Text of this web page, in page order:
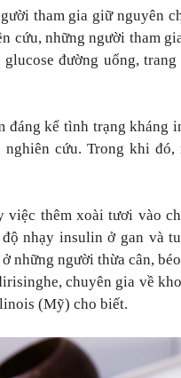
tham gia giữ nguyên
cứu, những người tham
đường uống,
đáng kể tình trạng kháng
cứu. Trong khi đó,
việc thêm xoài tươi vào
nhạy insulin ở gan và
những người thừa cân,
chuyên gia về
(Mỹ) cho biết.